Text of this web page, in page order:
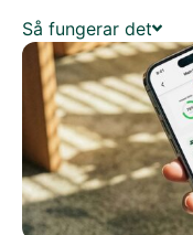
Så fungerar det